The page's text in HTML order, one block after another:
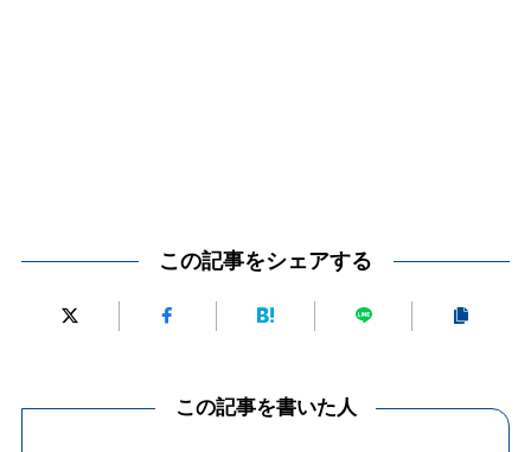
この記事をシェアする
この記事を書いた人